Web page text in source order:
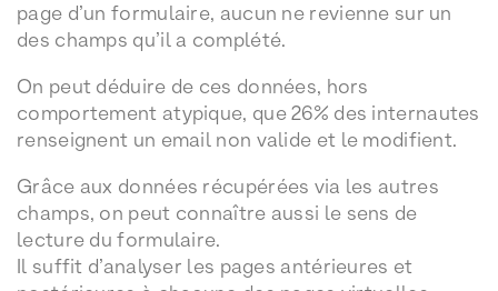
page d’un formulaire, aucun ne revienne sur un
des champs qu’il a complété.
On peut déduire de ces données, hors
comportement atypique, que 26% des internautes
renseignent un email non valide et le modifient.
Grâce aux données récupérées via les autres
champs, on peut connaître aussi le sens de
lecture du formulaire.
Il suffit d’analyser les pages antérieures et